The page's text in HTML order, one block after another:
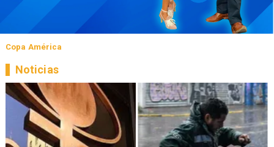
Copa América
Noticias